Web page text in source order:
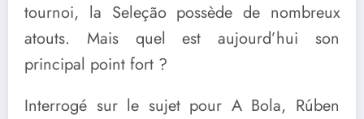
tournoi, la Seleção possède de nombreux
atouts. Mais quel est aujourd’hui son
principal point fort ?
Interrogé sur le sujet pour A Bola, Rúben